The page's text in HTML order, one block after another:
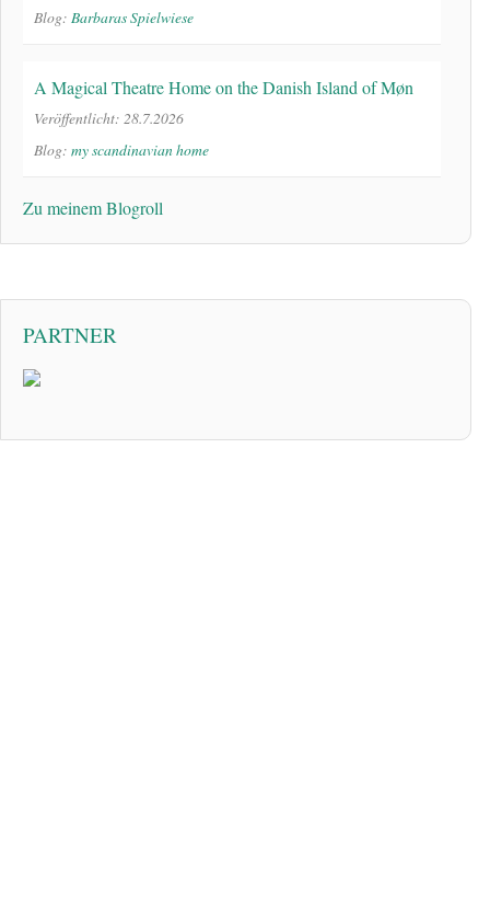
Blog: Barbaras Spielwiese
A Magical Theatre Home on the Danish Island of Møn
Veröffentlicht: 28.7.2026
Blog: my scandinavian home
Zu meinem Blogroll
PARTNER